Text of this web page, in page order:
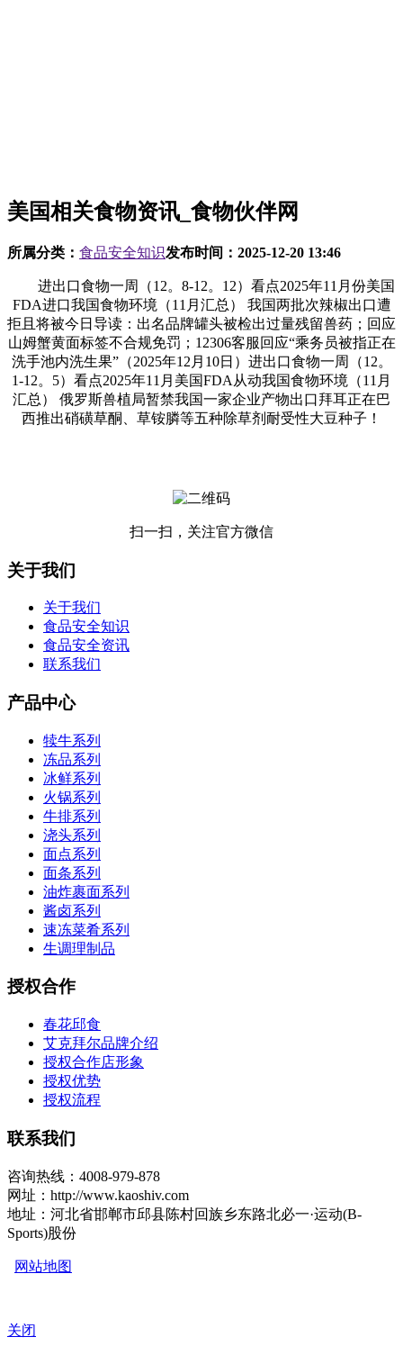
美国相关食物资讯_食物伙伴网
所属分类： 食品安全知识发布时间： 2025-12-20 13:46
进出口食物一周（12。8-12。12）看点2025年11月份美国
FDA进口我国食物环境（11月汇总） 我国两批次辣椒出口遭
拒且将被今日导读：出名品牌罐头被检出过量残留兽药；回应
山姆蟹黄面标签不合规免罚；12306客服回应“乘务员被指正在
洗手池内洗生果”（2025年12月10日）进出口食物一周（12。
1-12。5）看点2025年11月美国FDA从动我国食物环境（11月
汇总） 俄罗斯兽植局暂禁我国一家企业产物出口拜耳正在巴
西推出硝磺草酮、草铵膦等五种除草剂耐受性大豆种子！
扫一扫，关注官方微信
关于我们
关于我们
食品安全知识
食品安全资讯
联系我们
产品中心
犊牛系列
冻品系列
冰鲜系列
火锅系列
牛排系列
浇头系列
面点系列
面条系列
油炸裹面系列
酱卤系列
速冻菜肴系列
生调理制品
授权合作
春花邱食
艾克拜尔品牌介绍
授权合作店形象
授权优势
授权流程
联系我们
咨询热线：4008-979-878
网址：http://www.kaoshiv.com
地址：河北省邯郸市邱县陈村回族乡东路北必一·运动(B-
Sports)股份
网站地图
关闭